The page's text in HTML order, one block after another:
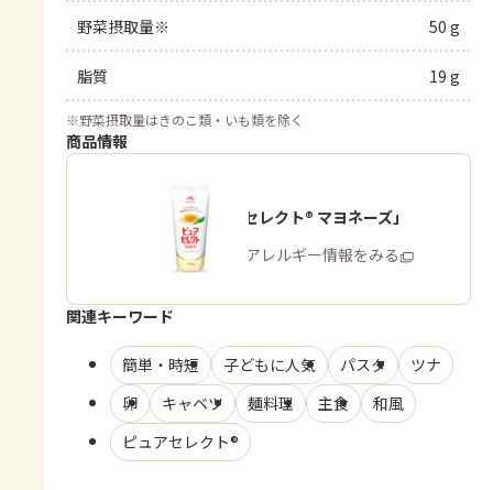
野菜摂取量※ 50 g
脂質 19 g
※野菜摂取量はきのこ類・いも類を除く
商品情報
「ピュアセレクト® マヨネーズ」
商品・アレルギー情報をみる
関連キーワード
簡単・時短 子どもに人気 パスタ
ツナ
卵
キャベツ 麺料理 主食
和風
ピュアセレクト®